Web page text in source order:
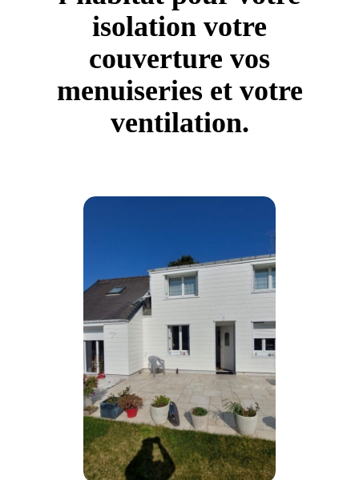
isolation votre
couverture vos
menuiseries et votre
ventilation.